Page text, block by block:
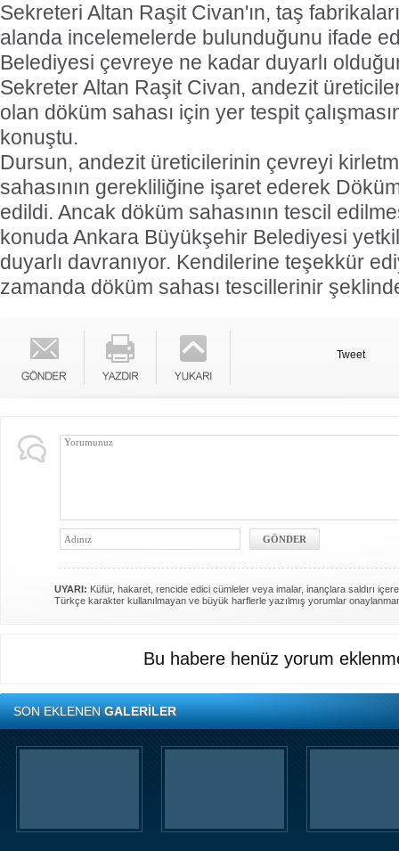
Sekreteri Altan Raşit Civan'ın, taş
alanda incelemelerde bulunduğunu ifade
Belediyesi çevreye ne kadar duyarlı
Sekreter Altan Raşit Civan, andezit
olan döküm sahası için yer tespit
konuştu.
Dursun, andezit üreticilerinin çevreyi
sahasının gerekliliğine işaret ederek
edildi. Ancak döküm sahasının tescil
konuda Ankara Büyükşehir Belediyesi
duyarlı davranıyor. Kendilerine teşekkür
zamanda döküm sahası tescillerinir
Tweet
UYARI: Küfür, hakaret, rencide edici cümleler veya imalar, inançlara saldırı
Türkçe karakter kullanılmayan ve büyük harflerle yazılmış yorumlar
Bu habere henüz yorum
SON EKLENENGALERİLER